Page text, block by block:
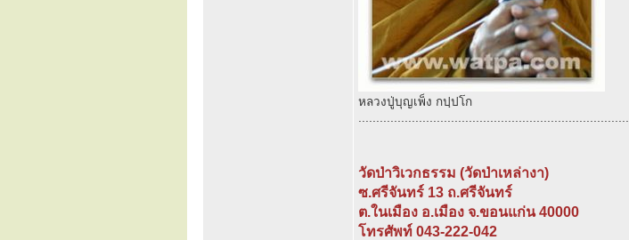
หลวงปู่บุญเพ็ง กปฺปโก
............................................................................
วัดป่าวิเวกธรรม (วัดป่าเหล่างา)
ซ.ศรีจันทร์ 13 ถ.ศรีจันทร์
ต.ในเมือง อ.เมือง จ.ขอนแก่น 40000
โทรศัพท์ 043-222-042